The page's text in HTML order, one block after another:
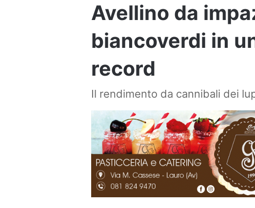
Avellino da
biancoverdi in
record
Il rendimento da cannibali dei